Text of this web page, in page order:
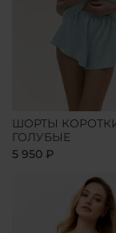
ШОРТЫ
ГОЛУБЫЕ
5 950 ₽